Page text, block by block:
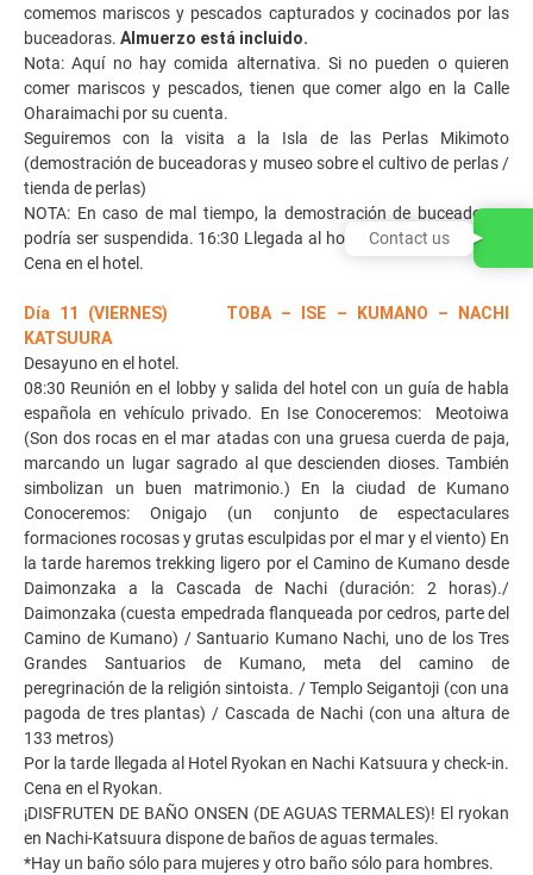
comemos mariscos y pescados capturados y cocinados por las
buceadoras. Almuerzo está incluido.
Nota: Aquí no hay comida alternativa. Si no pueden o quieren
comer mariscos y pescados, tienen que comer algo en la Calle
Oharaimachi por su cuenta.
Seguiremos con la visita a la Isla de las Perlas Mikimoto
(demostración de buceadoras y museo sobre el cultivo de perlas /
tienda de perlas)
NOTA: En caso de mal tiempo, la demostración de buceadoras,
podría ser suspendida. 16:30 Llegada al hotel en Toba y check-in.
Cena en el hotel.
Día 11 (VIERNES) TOBA – ISE – KUMANO – NACHI
KATSUURA
Desayuno en el hotel.
08:30 Reunión en el lobby y salida del hotel con un guía de habla
española en vehículo privado. En Ise Conoceremos: Meotoiwa
(Son dos rocas en el mar atadas con una gruesa cuerda de paja,
marcando un lugar sagrado al que descienden dioses. También
simbolizan un buen matrimonio.) En la ciudad de Kumano
Conoceremos: Onigajo (un conjunto de espectaculares
formaciones rocosas y grutas esculpidas por el mar y el viento) En
la tarde haremos trekking ligero por el Camino de Kumano desde
Daimonzaka a la Cascada de Nachi (duración: 2 horas)./
Daimonzaka (cuesta empedrada flanqueada por cedros, parte del
Camino de Kumano) / Santuario Kumano Nachi, uno de los Tres
Grandes Santuarios de Kumano, meta del camino de
peregrinación de la religión sintoista. / Templo Seigantoji (con una
pagoda de tres plantas) / Cascada de Nachi (con una altura de
133 metros)
Por la tarde llegada al Hotel Ryokan en Nachi Katsuura y check-in.
Cena en el Ryokan.
¡DISFRUTEN DE BAÑO ONSEN (DE AGUAS TERMALES)! El ryokan
en Nachi-Katsuura dispone de baños de aguas termales.
*Hay un baño sólo para mujeres y otro baño sólo para hombres.
Contact us